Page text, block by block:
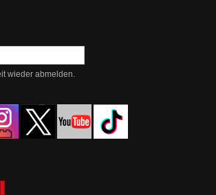
wieder abmelden.